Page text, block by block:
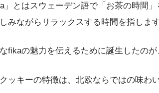
」とはスウェーデン語で「お茶の時間
みながらリラックスする時間を指します
fikaの魅力を伝えるために誕生したのが
ッキーの特徴は、北欧ならではの味わ